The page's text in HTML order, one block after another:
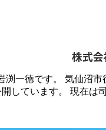
株式
渕一徳です。 気仙沼
しています。 現在は